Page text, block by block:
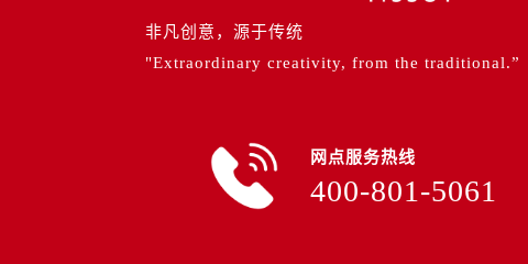
非凡创意，源于传统
"Extraordinary creativity, from the traditional.”
网点服务热线
400-801-5061